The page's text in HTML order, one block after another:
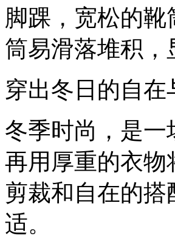
脚踝，宽松的
筒易滑落堆积
穿出冬日的自在
冬季时尚，是
再用厚重的衣
剪裁和自在的
适。